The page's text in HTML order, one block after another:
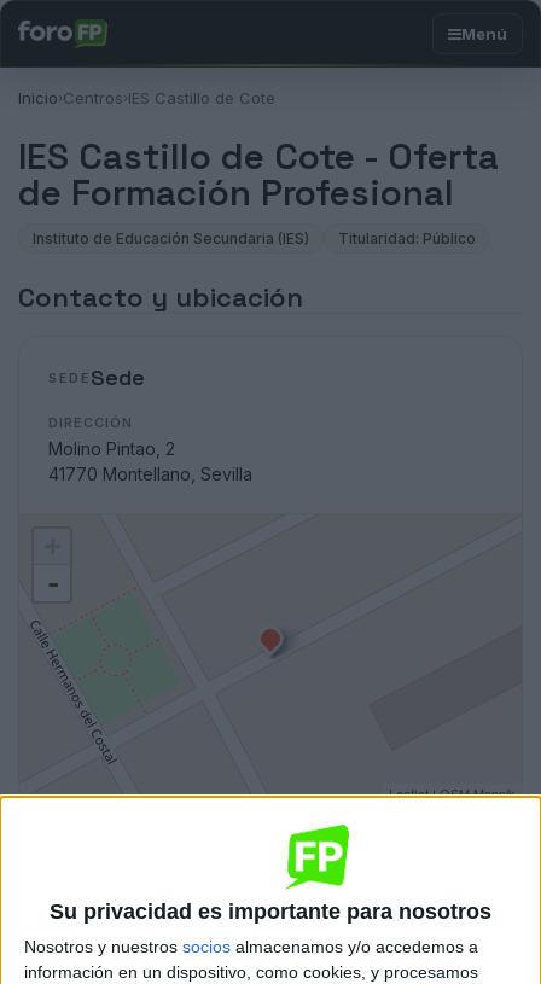
Su privacidad es importante para nosotros
Nosotros y nuestros socios almacenamos y/o accedemos a
información en un dispositivo, como cookies, y procesamos
Inicio›Centros›IES Castillo de Cote
IES Castillo de Cote - Oferta
de Formación Profesional
Instituto de Educación Secundaria (IES) Titularidad: Público
Contacto y ubicación
SEDE Sede
DIRECCIÓN
Molino Pintao, 2
41770 Montellano, Sevilla
-
Leaflet| OSM Mapnik
Ciclos de Grado Medio 2 ciclos
Atención a Personas en Situación de
Dependencia